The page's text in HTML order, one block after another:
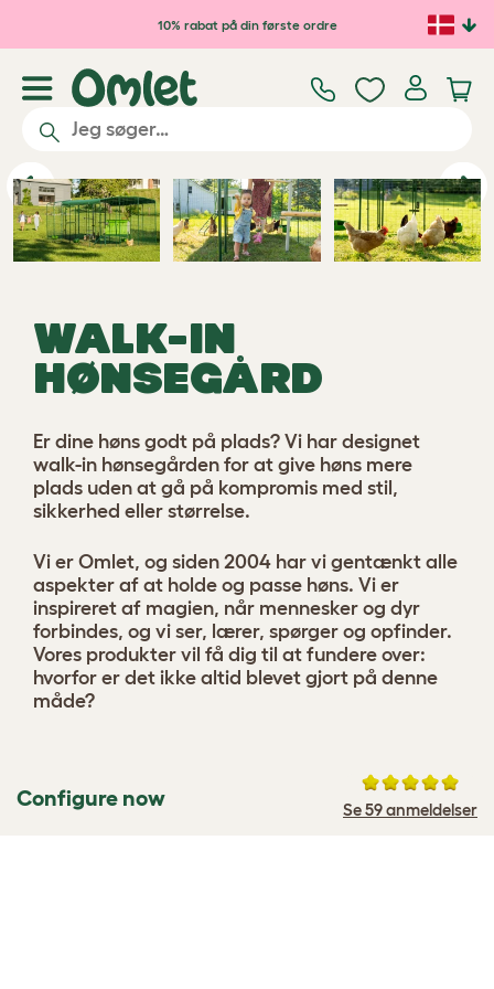
Gå til hovedindhold10% rabat på din første ordre
Previous
WALK-IN
HØNSEGÅRD
Er dine høns godt på plads? Vi har designet
walk-in hønsegården for at give høns mere
plads uden at gå på kompromis med stil,
sikkerhed eller størrelse.
Vi er Omlet, og siden 2004 har vi gentænkt alle
aspekter af at holde og passe høns. Vi er
inspireret af magien, når mennesker og dyr
forbindes, og vi ser, lærer, spørger og opfinder.
Vores produkter vil få dig til at fundere over:
hvorfor er det ikke altid blevet gjort på denne
måde?
Configure now Se 59 anmeldelser